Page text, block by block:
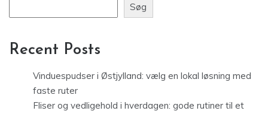
Søg
Recent Posts
Vinduespudser i Østjylland: vælg en lokal løsning med
faste ruter
Fliser og vedligehold i hverdagen: gode rutiner til et